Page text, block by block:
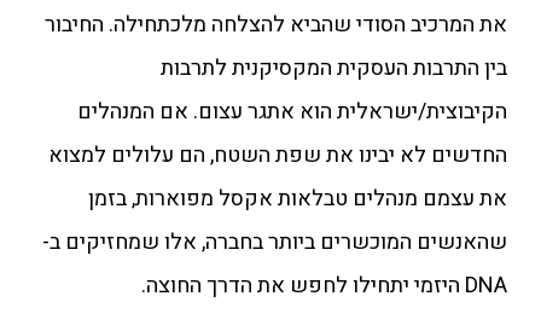
את המרכיב הסודי שהביא להצלחה מלכתחילה. החיבור
בין התרבות העסקית המקסיקנית לתרבות
הקיבוצית/ישראלית הוא אתגר עצום. אם המנהלים
החדשים לא יבינו את שפת השטח, הם עלולים למצוא
את עצמם מנהלים טבלאות אקסל מפוארות, בזמן
שהאנשים המוכשרים ביותר בחברה, אלו שמחזיקים ב-
DNA היזמי יתחילו לחפש את הדרך החוצה.